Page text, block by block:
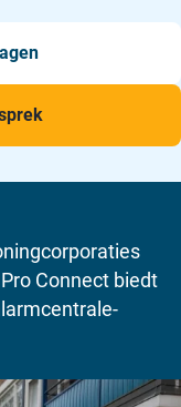
Menu
Connect biedt